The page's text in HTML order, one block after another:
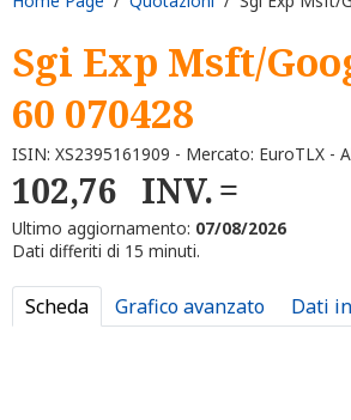
Sgi Exp Msft/
60 070428
ISIN: XS2395161909 - Mercato: EuroTLX -
102,76 INV.
Ultimo aggiornamento: 07/08/2026
Dati differiti di 15 minuti.
Scheda Grafico avanzato Dati